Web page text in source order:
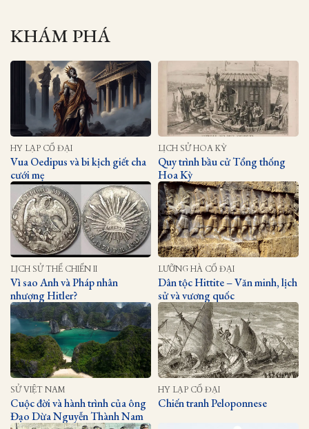
KHÁM PHÁ
HY LẠP CỔ ĐẠI
Vua Oedipus và bi kịch giết cha
cưới mẹ
LỊCH SỬ HOA KỲ
Quy trình bầu cử Tổng thống
Hoa Kỳ
LỊCH SỬ THẾ CHIẾN II
Vì sao Anh và Pháp nhân
nhượng Hitler?
LƯỠNG HÀ CỔ ĐẠI
Dân tộc Hittite – Văn minh, lịch
sử và vương quốc
SỬ VIỆT NAM
Cuộc đời và hành trình của ông
Đạo Dừa Nguyễn Thành Nam
HY LẠP CỔ ĐẠI
Chiến tranh Peloponnese